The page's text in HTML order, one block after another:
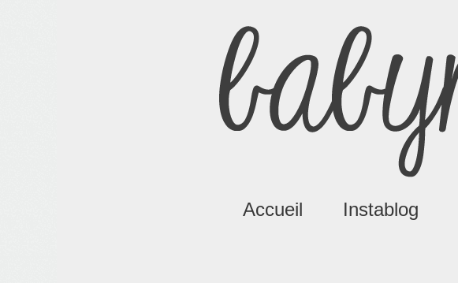
Accueil Instablog